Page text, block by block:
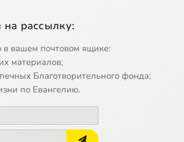
на рассылку:
вашем почтовом ящике:
материалов;
Благотворительного фонда;
по Евангелию.